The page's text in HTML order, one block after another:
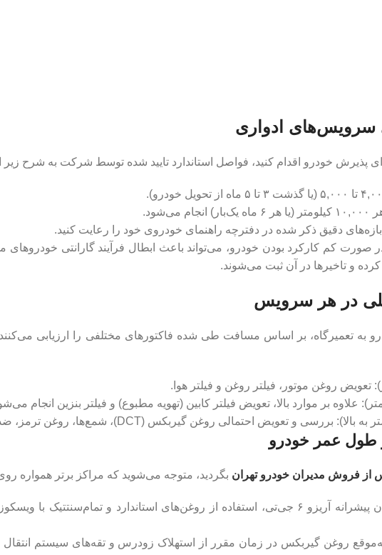
سرویس‌های ادواری
برای پذیرش خودرو اقدام کنید، فواصل استاندارد تایید شده توسط شرکت به شرح
دقیق ذکر شده در دفترچه راهنمای خودروی خود را رعایت کنید.
صورت کم کارکرد بودن خودرو، می‌تواند باعث ابطال فرآیند گارانتی
و تاخیرها در آن ثبت می‌شوند.
در هر سرویس
به تعمیرگاه، بر اساس مسافت طی شده فاکتورهای مختلفی را ارزیابی
طول عمر خودرو
از فروش مدیران خودرو تهران بگردید، متوجه می‌شوید که مراکز برتر همواره
روغن گیربکس در زمان مقرر از استهلاک زودرس و تقه‌های سیستم